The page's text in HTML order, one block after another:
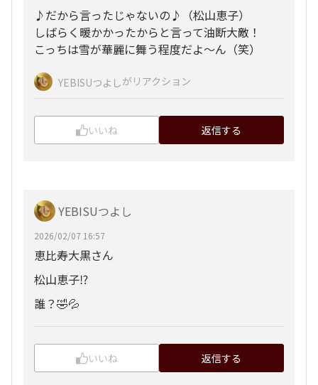
♪だから言ったじゃないの♪（松山恵子）
しばらく暖かかったからと言って油断大敵！
こっちは雪が華麗に舞う程度だよ～ん（笑）
YEBISUつよしがリアクション
いいね 返信する
YEBISUつよし
2026/02/07 16:57
恵比寿大黒さん
松山恵子⁉️
誰？🤣💦
いいね 返信する